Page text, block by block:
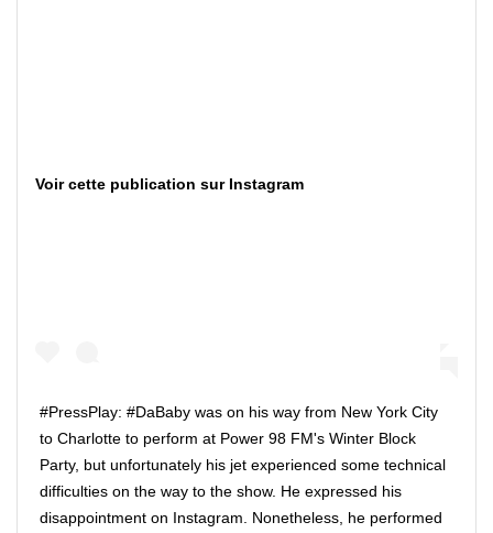
Voir cette publication sur Instagram
#PressPlay: #DaBaby was on his way from New York City
to Charlotte to perform at Power 98 FM's Winter Block
Party, but unfortunately his jet experienced some technical
difficulties on the way to the show. He expressed his
disappointment on Instagram. Nonetheless, he performed